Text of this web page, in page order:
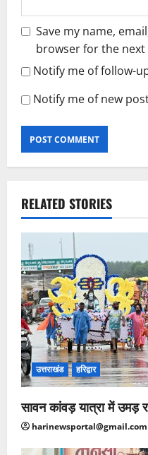
Save my name,
browser for the
Notify me of follow-
Notify me of new
RELATED STORIES
उत्तराखंड हरिद्वार
सावन कांवड़ यात्रा में उमड़
harinewsportal@gmail.com